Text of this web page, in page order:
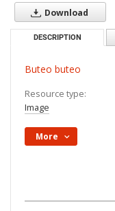
Download
DESCRIPTION
Buteo buteo
Resource type:
Image
More